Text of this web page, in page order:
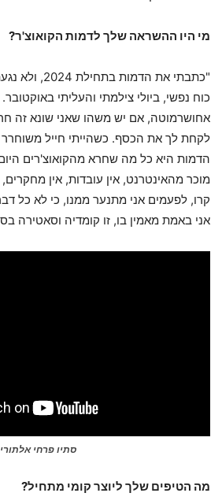
מי היו ההשראה שלך לדמות הקואוצ'ר?
"כתבתי את הדמות
כוח נפשי, ביולי צילמתי והעליתי
אחושרמוטה, אם יש משהו שאני שונא זה
לקחת לך את הכסף. כשהייתי חייל
הדמות היא כל מה שחרא מהקואוצ'רים
מוכר מהאינטרנט, אין עובדות, אין
קרו, לפעמים אני מתנער ממנו, כי לא כל
אני באמת מאמין בו, זו קומדיה וסאטירה
סתיו פרחי
מה הטיפים שלך ליוצר קומי מתחיל?